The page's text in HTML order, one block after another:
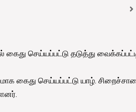
கைது செய்யப்பட்டு தடுத்து
கைது செய்யப்பட்டு யாழ்.